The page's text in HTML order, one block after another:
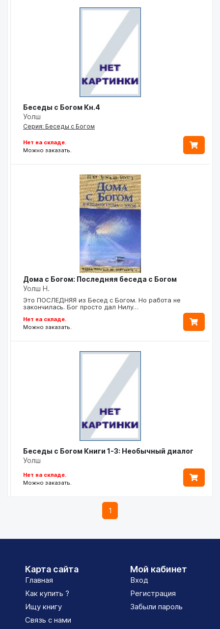
Беседы с Богом Кн.4
Уолш
Серия: Беседы с Богом
Нет на складе.
Можно заказать.
Дома с Богом: Последняя беседа с Богом
Уолш Н.
Это ПОСЛЕДНЯЯ из Бесед с Богом. Но работа не
закончилась. Бог просто дал Нилу…
Нет на складе.
Можно заказать.
Беседы с Богом Книги 1-3: Необычный диалог
Уолш
Нет на складе.
Можно заказать.
1
Карта сайта
Главная
Как купить ?
Ищу книгу
Связь с нами
Мой кабинет
Вход
Регистрация
Забыли пароль